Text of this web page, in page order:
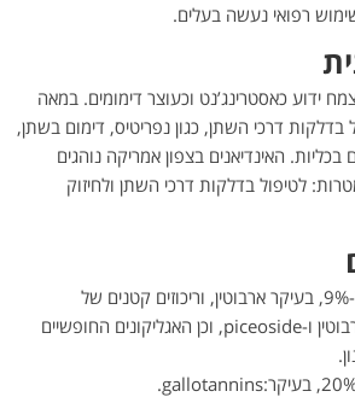
רפואי נעשה בעלים.
ידוע כאסטרינג’נט וכעוצר דימומים. במאה
בדלקות דרכי השתן, כגון נפריטיס, דימום בשתן,
האינדיאנים בצפון אמריקה נוהגים
לטיפול בדלקות דרכי השתן ולחיזוק
נגזרות של הידרוקינון 7%-9%, בעיקר ארבוטין, וריכוזים קטנים של
הגליקוזידים שלו: מתיל-ארבוטין ו-piceoside, וכן האגליקונים החופשיים